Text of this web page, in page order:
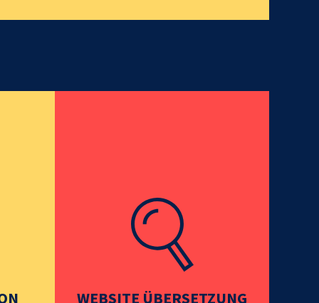
WEBSITE ÜBERSETZUNG